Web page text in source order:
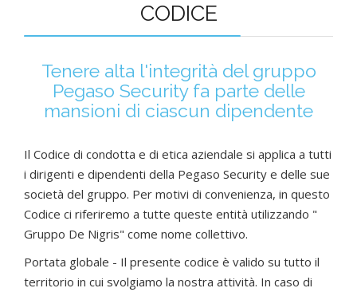
CODICE
Tenere alta l'integrità del gruppo
Pegaso Security fa parte delle
mansioni di ciascun dipendente
Il Codice di condotta e di etica aziendale si applica a tutti
i dirigenti e dipendenti della Pegaso Security e delle sue
società del gruppo. Per motivi di convenienza, in questo
Codice ci riferiremo a tutte queste entità utilizzando "
Gruppo De Nigris" come nome collettivo.
Portata globale - Il presente codice è valido su tutto il
territorio in cui svolgiamo la nostra attività. In caso di